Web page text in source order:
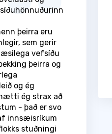
þeirra eru
sem gerir
vefsíðu
þeirra og
og ég
ég strax að
- það er svo
innsæisríkum
stuðningi